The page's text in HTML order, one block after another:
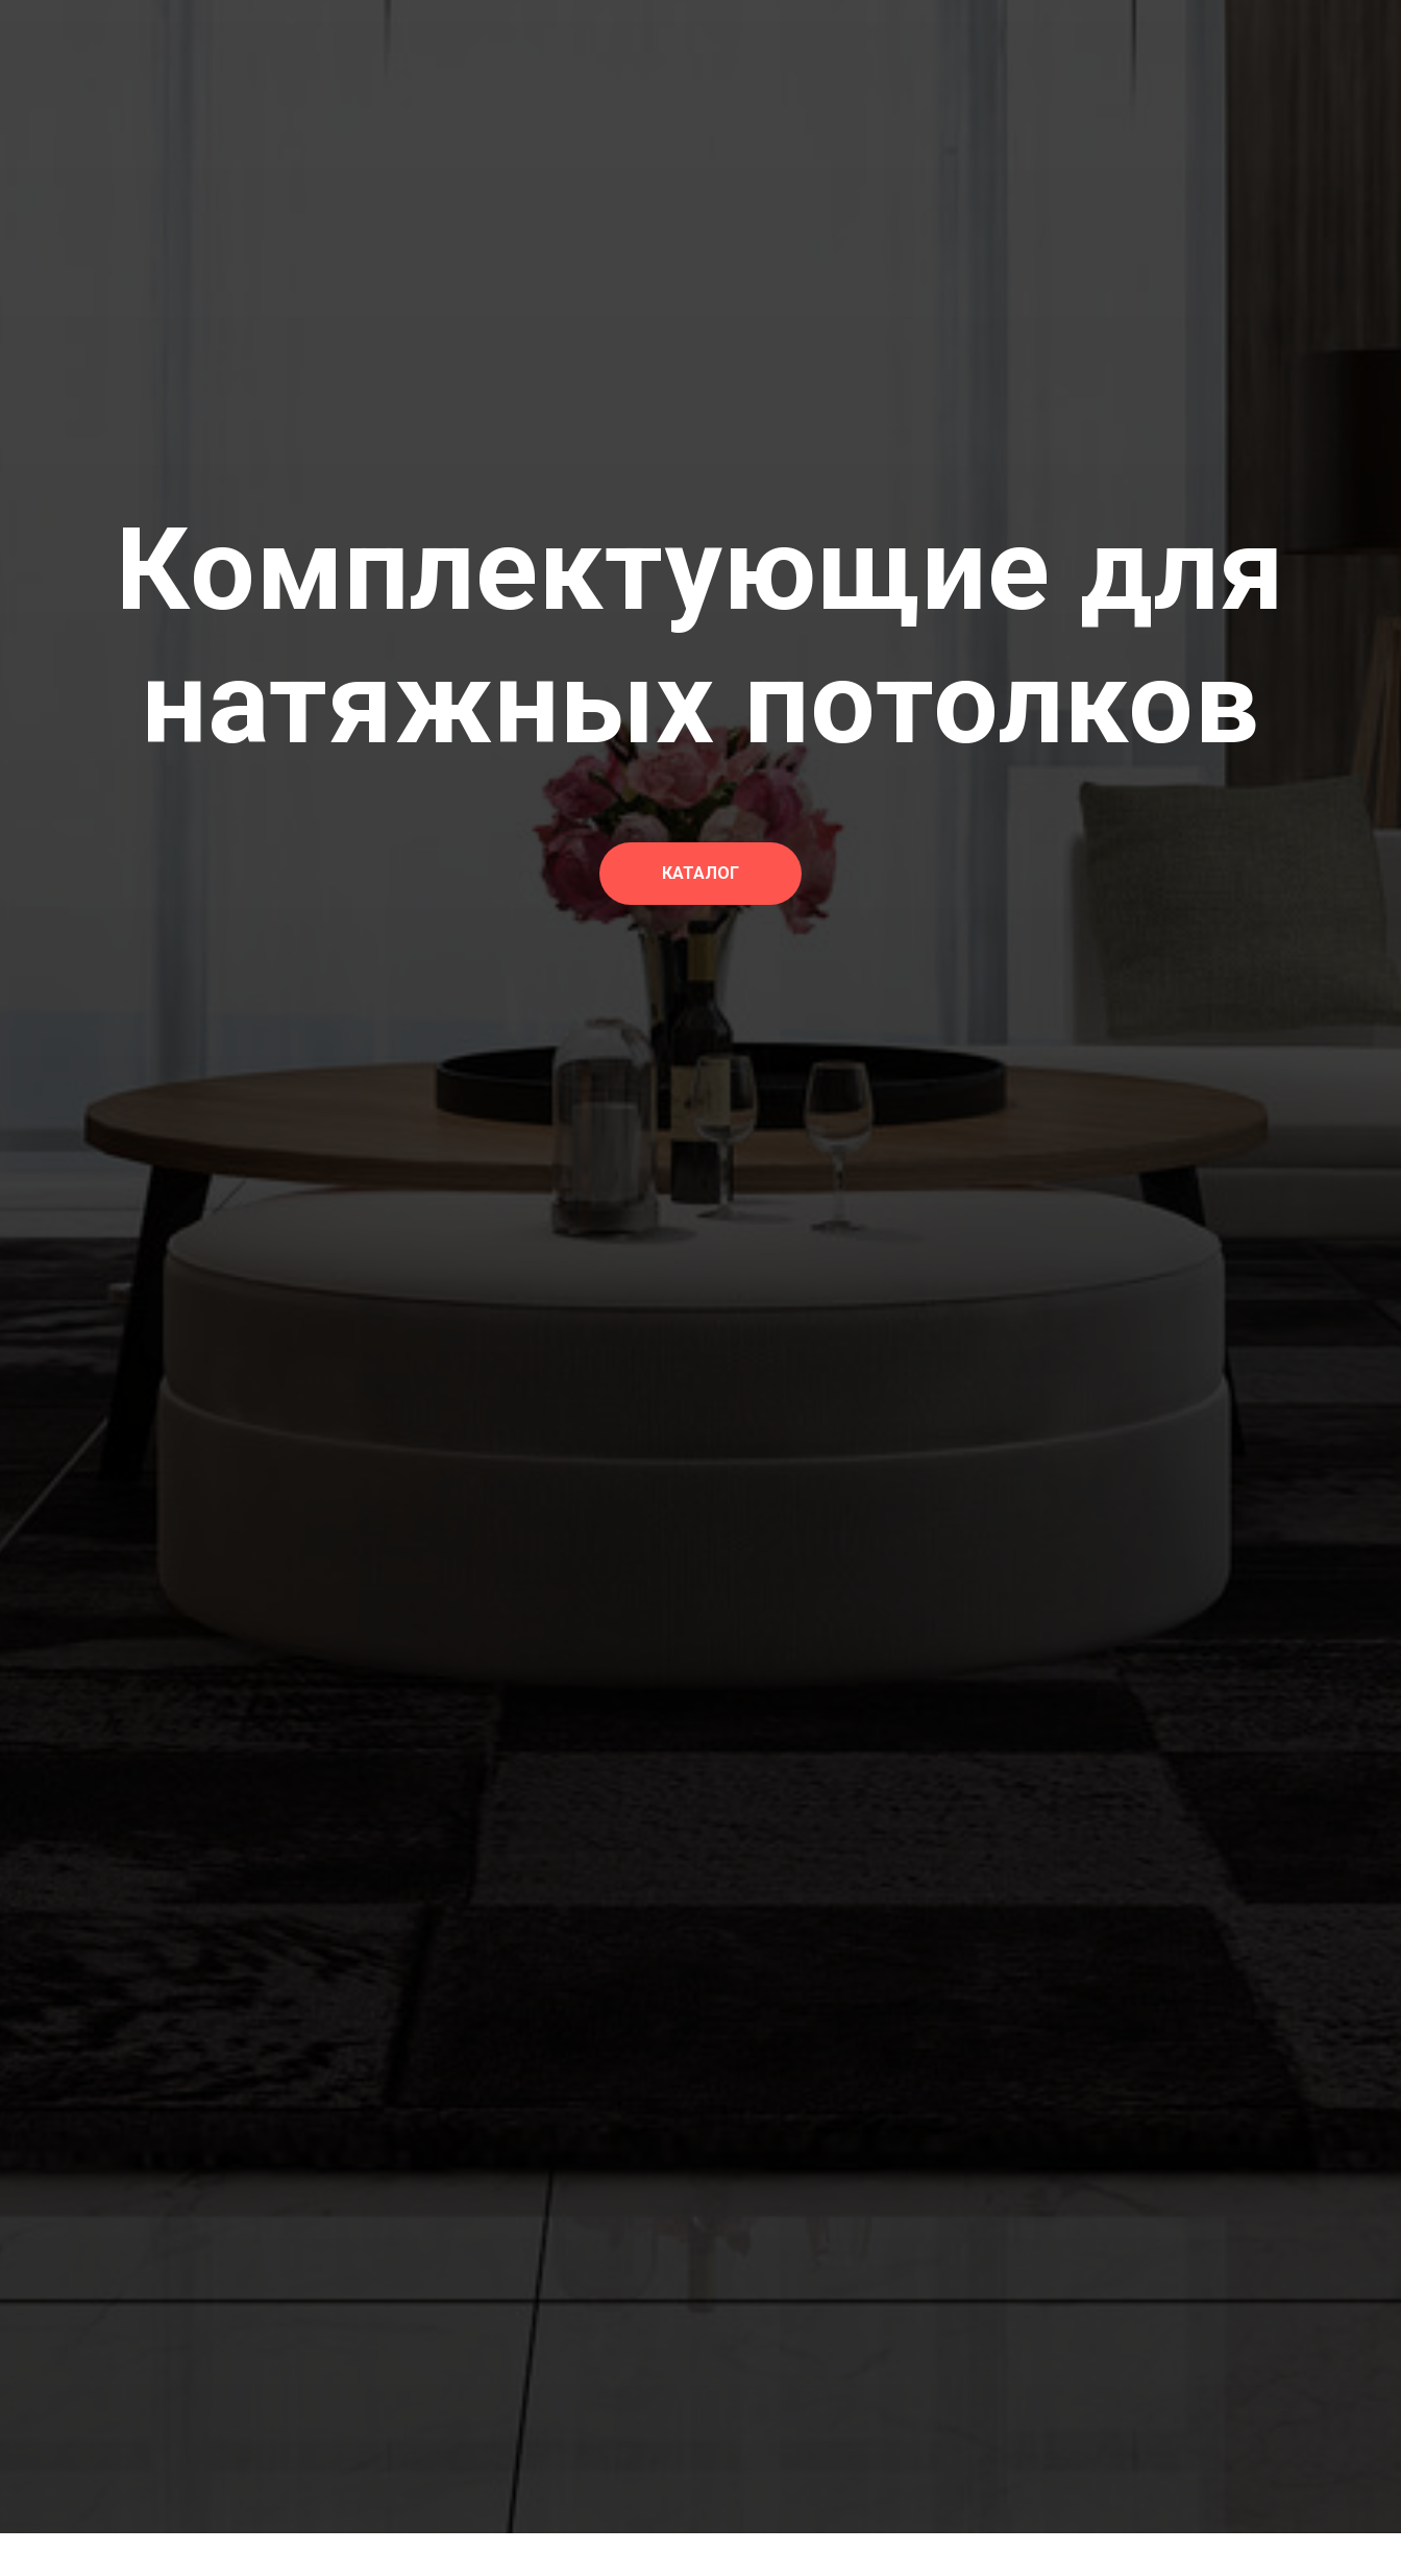
Комплектующие для
натяжных потолков
КАТАЛОГ